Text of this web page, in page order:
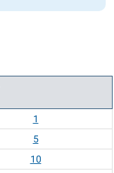
1
5
10